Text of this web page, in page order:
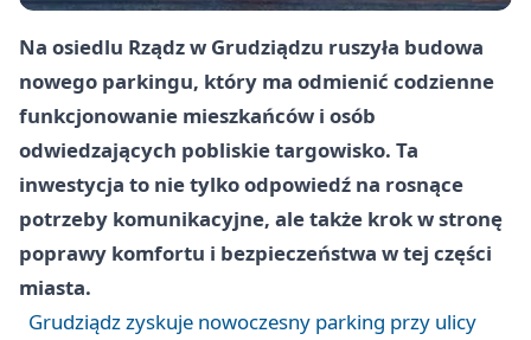
Na osiedlu Rządz w Grudziądzu ruszyła budowa
nowego parkingu, który ma odmienić codzienne
funkcjonowanie mieszkańców i osób
odwiedzających pobliskie targowisko. Ta
inwestycja to nie tylko odpowiedź na rosnące
potrzeby komunikacyjne, ale także krok w stronę
poprawy komfortu i bezpieczeństwa w tej części
miasta.
Grudziądz zyskuje nowoczesny parking przy ulicy